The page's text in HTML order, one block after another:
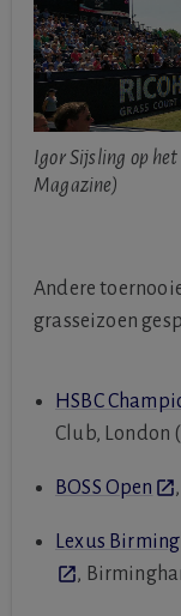
Igor Sijsling op
Magazine)
Andere
grasseizoen
HSBC
Club, London
BOSS Open
Lexus
,